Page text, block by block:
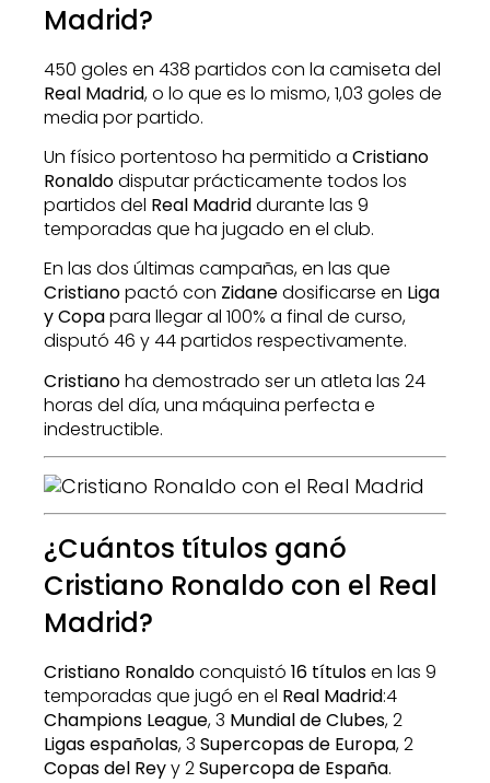
Madrid?
450 goles en 438 partidos con la camiseta del
Real Madrid, o lo que es lo mismo, 1,03 goles de
media por partido.
Un físico portentoso ha permitido a Cristiano
Ronaldodisputar prácticamente todos los
partidos del Real Madriddurante las 9
temporadas que ha jugado en el club.
En las dos últimas campañas, en las que
Cristianopactó con Zidanedosificarse en Liga
y Copapara llegar al 100% a final de curso,
disputó 46 y 44 partidos respectivamente.
Cristianoha demostrado ser un atleta las 24
horas del día, una máquina perfecta e
indestructible.
¿Cuántos títulos ganó
Cristiano Ronaldo con el Real
Madrid?
Cristiano Ronaldoconquistó 16 títulosen las 9
temporadas que jugó en el Real Madrid:4
Champions League, 3 Mundial de Clubes, 2
Ligas españolas, 3 Supercopas de Europa, 2
Copas del Reyy 2Supercopa de España.